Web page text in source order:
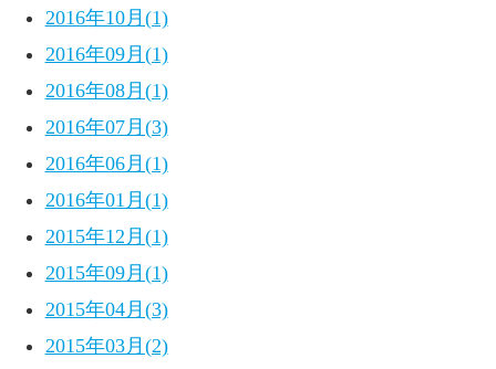
2016年10月(1)
2016年09月(1)
2016年08月(1)
2016年07月(3)
2016年06月(1)
2016年01月(1)
2015年12月(1)
2015年09月(1)
2015年04月(3)
2015年03月(2)